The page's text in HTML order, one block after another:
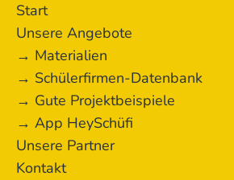
Start
Unsere Angebote
→ Materialien
→ Schülerfirmen-Datenbank
→ Gute Projektbeispiele
→ App HeySchüfi
Unsere Partner
Kontakt